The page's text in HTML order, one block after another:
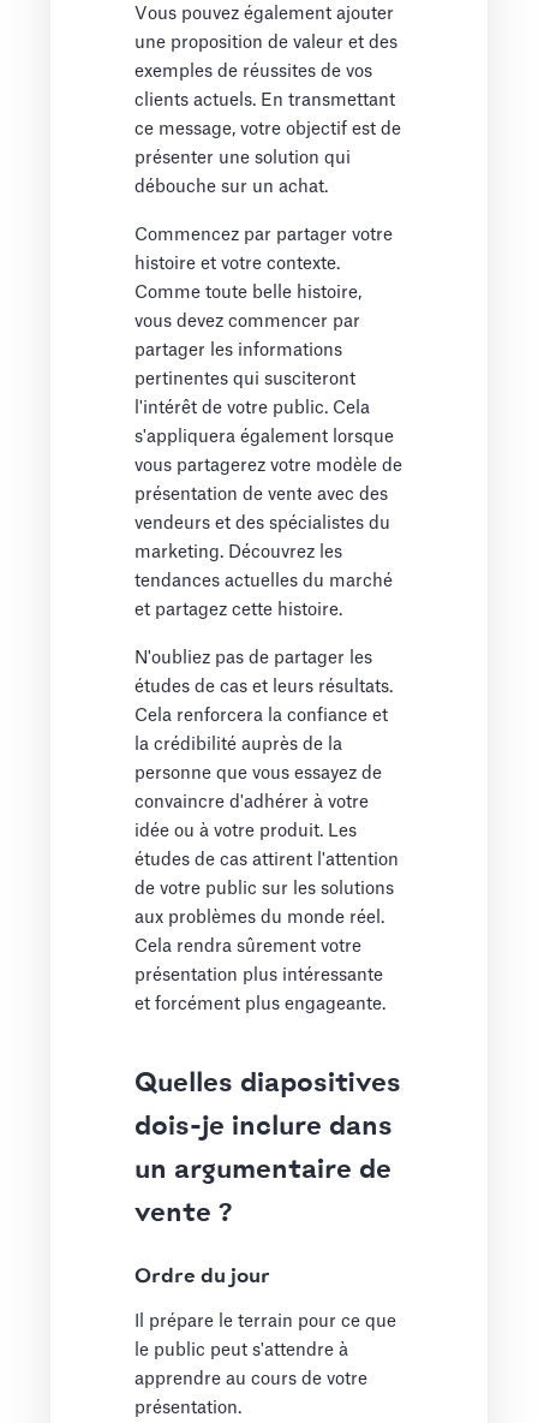
Vous pouvez également ajouter
une proposition de valeur et des
exemples de réussites de vos
clients actuels. En transmettant
ce message, votre objectif est de
présenter une solution qui
débouche sur un achat.
Commencez par partager votre
histoire et votre contexte.
Comme toute belle histoire,
vous devez commencer par
partager les informations
pertinentes qui susciteront
l'intérêt de votre public. Cela
s'appliquera également lorsque
vous partagerez votre modèle de
présentation de vente avec des
vendeurs et des spécialistes du
marketing. Découvrez les
tendances actuelles du marché
et partagez cette histoire.
N'oubliez pas de partager les
études de cas et leurs résultats.
Cela renforcera la confiance et
la crédibilité auprès de la
personne que vous essayez de
convaincre d'adhérer à votre
idée ou à votre produit. Les
études de cas attirent l'attention
de votre public sur les solutions
aux problèmes du monde réel.
Cela rendra sûrement votre
présentation plus intéressante
et forcément plus engageante.
Quelles diapositives
dois-je inclure dans
un argumentaire de
vente ?
Ordre du jour
Il prépare le terrain pour ce que
le public peut s'attendre à
apprendre au cours de votre
présentation.